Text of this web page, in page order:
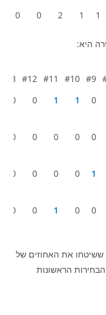
#9
#10
#11
#12
#13 1
1
2
0
0
היא:
#9
#10
#11
#12
#13
#9
#10
#11
#12
#13 0
1
1
0
0
0
0
0
0
0
1
0
0
0
0
0
0
1
0
0
ששיטחו את האחוזים של
הראשונות